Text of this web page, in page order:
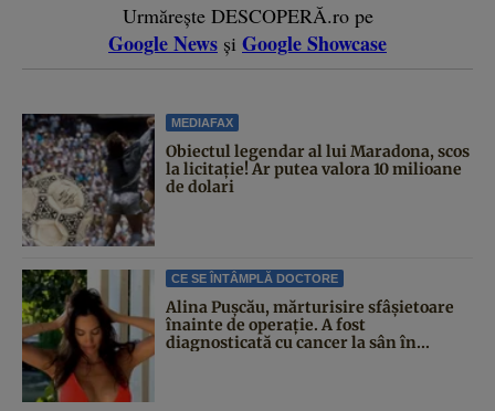
Urmărește DESCOPERĂ.ro pe
Google News și Google Showcase
MEDIAFAX
Obiectul legendar al lui Maradona, scos
la licitație! Ar putea valora 10 milioane
de dolari
CE SE ÎNTÂMPLĂ DOCTORE
Alina Pușcău, mărturisire sfâșietoare
înainte de operație. A fost
diagnosticată cu cancer la sân în...